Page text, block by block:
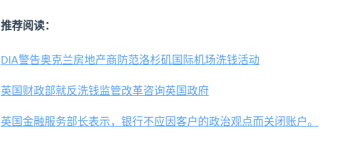
推荐阅读：
DIA警告奥克兰房地产商防范洛杉矶国际机场洗钱活动
英国财政部就反洗钱监管改革咨询英国政府
英国金融服务部长表示，银行不应因客户的政治观点而关闭账户。